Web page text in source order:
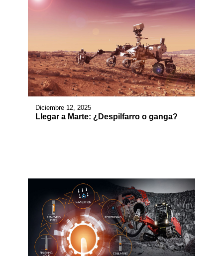
Diciembre 12, 2025
Llegar a Marte: ¿Despilfarro o ganga?